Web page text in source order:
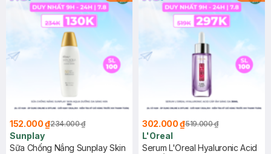
152.000 ₫234.000 ₫
Sunplay
Sữa Chống Nắng Sunplay Skin
302.000 ₫519.000 ₫
L'Oreal
Serum L'Oreal Hyaluronic Acid